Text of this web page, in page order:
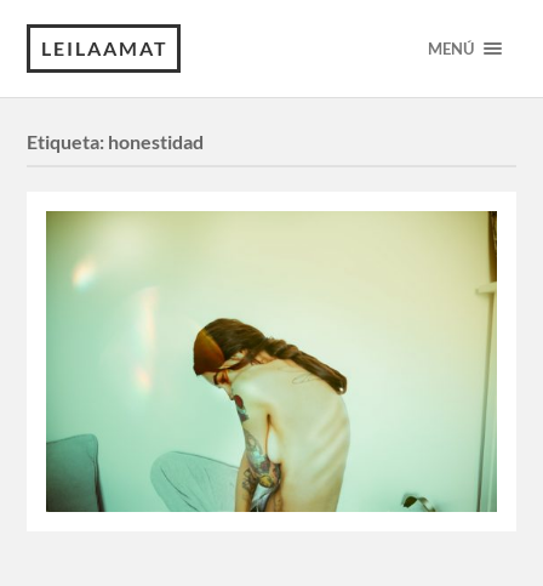
LEILAAMAT MENÚ
Etiqueta: honestidad